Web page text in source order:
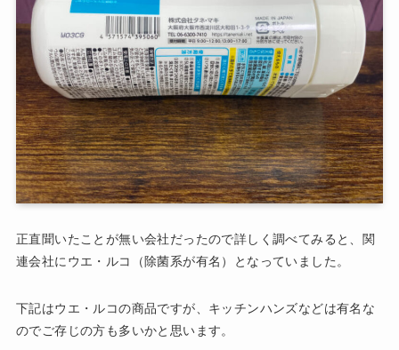
正直聞いたことが無い会社だったので詳しく調べてみると、関
連会社にウエ・ルコ（除菌系が有名）となっていました。
下記はウエ・ルコの商品ですが、キッチンハンズなどは有名な
のでご存じの方も多いかと思います。